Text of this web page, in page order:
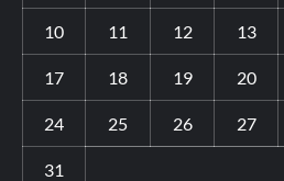
10 11 12 13
17 18 19 20
24 25 26 27
31